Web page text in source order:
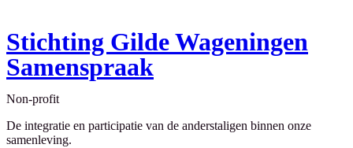
Stichting Gilde Wageningen
Samenspraak
Non-profit
De integratie en participatie van de anderstaligen binnen onze
samenleving.